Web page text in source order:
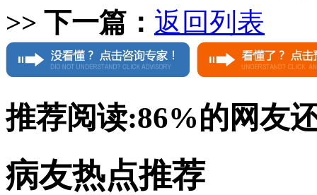
>> 下一篇： 返回列表
推荐阅读:86%的网友
病友热点推荐